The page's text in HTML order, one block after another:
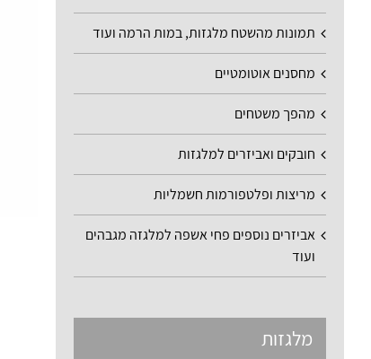
תמונות מהשטח מלגזות, במות הרמה ועוד
מחסנים אוטומטיים
מהפך משטחים
חובקים ואביזרים למלגזות
מריצות ופלטפורמות חשמליות
אביזרים נוספים פחי אשפה למלגזה מגבהים
ועוד
מלגזות